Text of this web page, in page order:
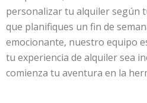
personalizar tu alquiler según
que planifiques un fin de
emocionante, nuestro equipo
tu experiencia de alquiler sea
comienza tu aventura en la